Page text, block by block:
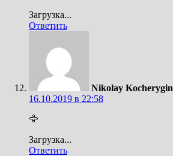
Загрузка...
Ответить
Nikolay Kocherygin
16.10.2019 в 22:58
🦅
Загрузка...
Ответить